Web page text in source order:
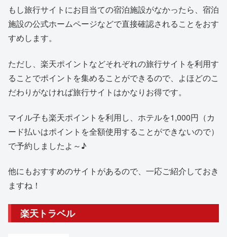
もし旅行サイトにお目当ての宿泊施設がなかったら、宿泊
施設の公式ホームページなどで直接確認されることをおす
すめします。
ただし、楽天ポイントなどそれぞれの旅行サイトを利用す
ることでポイントを集めることができるので、よほどのこ
だわりがなければ旅行サイトはかなりお得です。
マイル子も楽天ポイントを利用し、ホテルを1,000円（カ
ード払いはポイントを全額使用することができないので）
で予約しましたよ～♪
他にもおすすめのサイトがあるので、一応ご紹介しておき
ますね！
楽天トラベル